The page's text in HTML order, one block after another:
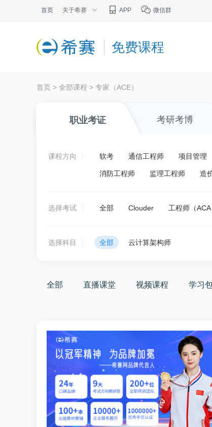
首页 关于希赛 APP 微信群
免费课程
首页 > 全部课程 > 专家（ACE）
职业考证 考研考博
课程方向 软考 通信工程师 项目管理
消防工程师 监理工程师 造
选择考试 全部 Clouder 工程师（ACA
选择科目 全部 云计算架构师
全部 直播课堂 视频课程 学习